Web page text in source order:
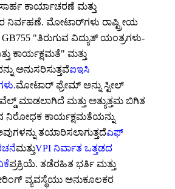
ಕಾರ್ಯಾಚರಣೆ ಮತ್ತು
ನಿರ್ವಹಣೆ. ಮೋಟಾರ್‌ಗಳು ರಾಷ್ಟ್ರೀಯ
"ತಿರುಗುವ ವಿದ್ಯುತ್ ಯಂತ್ರಗಳು-
ಕಾರ್ಯಕ್ಷಮತೆ" ಮತ್ತು
ಅನುಸರಿಸುತ್ತವೆಐಇಸಿ
ಮೋಟಾರ್ ಫ್ರೇಮ್ ಅನ್ನು ಸ್ಟೀಲ್
ಮಾಡಲಾಗಿದೆ ಮತ್ತು ಅತ್ಯುತ್ತಮ ಬಿಗಿತ
ನಿರೋಧಕ ಕಾರ್ಯಕ್ಷಮತೆಯನ್ನು
ತಯಾರಿಸಲಾಗುತ್ತದೆಎಫ್
ಮತ್ತುVPI ನಿರ್ವಾತ ಒತ್ತಡದ
ಪ್ರಕ್ರಿಯೆ. ತಡೆರಹಿತ ಭರ್ತಿ ಮತ್ತು
ವ್ಯವಸ್ಥೆಯು ಅನುಕೂಲಕರ